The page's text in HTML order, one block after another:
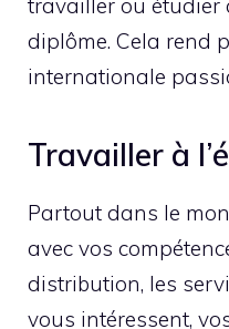
travailler ou étudier
diplôme. Cela rend
internationale
Travailler à
Partout dans le
avec vos
distribution, les
vous intéressent,